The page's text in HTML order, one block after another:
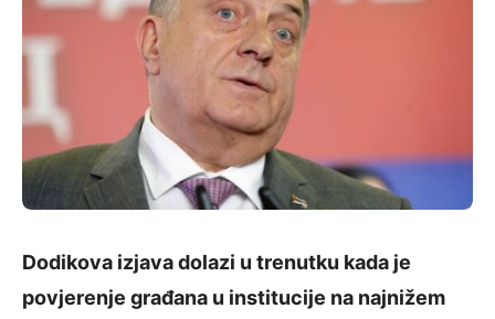
Dodikova izjava dolazi u trenutku kada je
povjerenje građana u institucije na najnižem